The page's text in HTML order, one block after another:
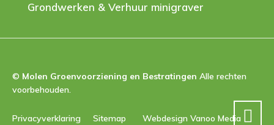
Grondwerken & Verhuur minigraver
© Molen Groenvoorziening en Bestratingen Alle rechten
voorbehouden.
Privacyverklaring Sitemap Webdesign Vanoo Media